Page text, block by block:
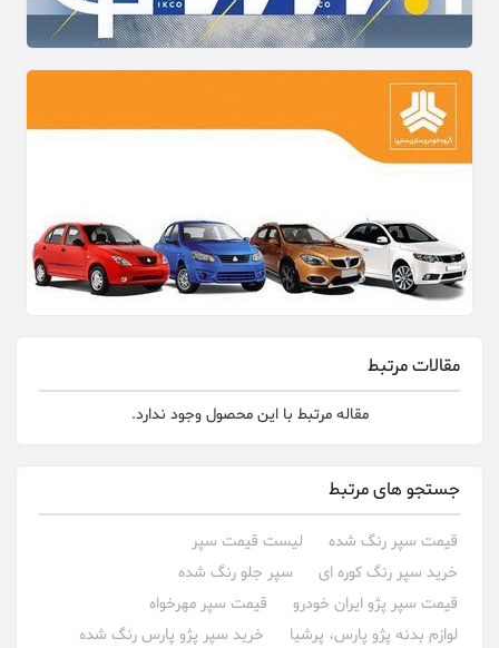
مقالات مرتبط
مقاله مرتبط با این محصول وجود ندارد.
جستجو های مرتبط
قیمت سپر رنگ شده
لیست قیمت سپر
خرید سپر رنگ کوره ای
سپر جلو رنگ شده
قیمت سپر پژو ایران خودرو
قیمت سپر مهرخواه
لوازم بدنه پژو پارس، پرشیا
خرید سپر پژو پارس رنگ شده